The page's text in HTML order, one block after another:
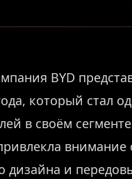
BYD
который стал
в своём
дизайна и